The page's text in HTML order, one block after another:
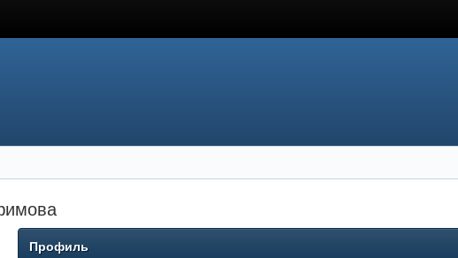
Профиль